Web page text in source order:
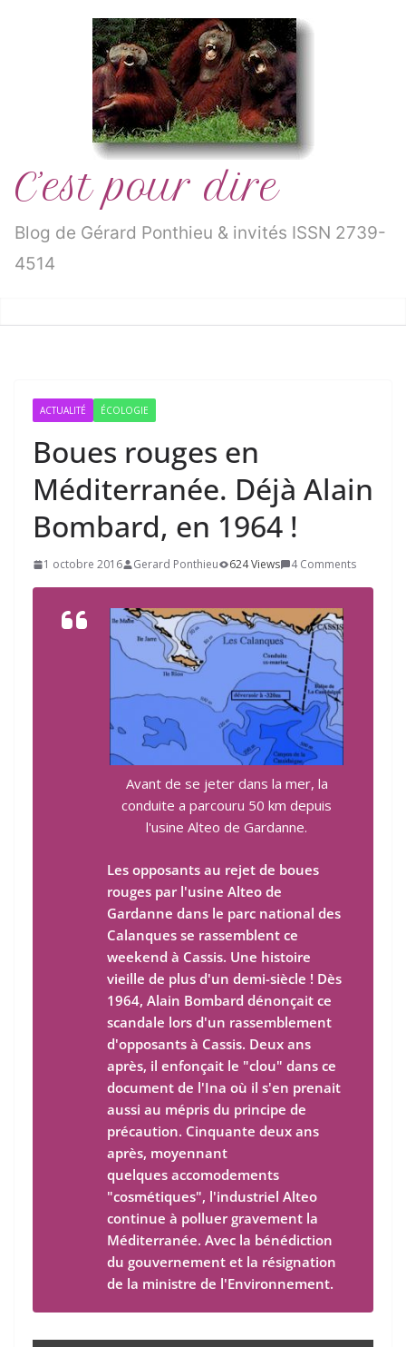
C’est pour dire
Blog de Gérard Ponthieu & invités ISSN 2739-
4514
ACTUALITÉ ÉCOLOGIE
Boues rouges en
Méditerranée. Déjà Alain
Bombard, en 1964 !
1 octobre 2016 Gerard Ponthieu 624 Views 4 Comments
Avant de se jeter dans la mer, la
conduite a parcouru 50 km depuis
l'usine Alteo de Gardanne.
Les opposants au rejet de boues
rouges par l'usine Alteo de
Gardanne dans le parc national des
Calanques se rassemblent ce
weekend à Cassis. Une histoire
vieille de plus d'un demi-siècle ! Dès
1964, Alain Bombard dénonçait ce
scandale lors d'un rassemblement
d'opposants à Cassis. Deux ans
après, il enfonçait le "clou" dans ce
document de l'Ina où il s'en prenait
aussi au mépris du principe de
précaution. Cinquante deux ans
après, moyennant
quelques accomodements
"cosmétiques", l'industriel Alteo
continue à polluer gravement la
Méditerranée. Avec la bénédiction
du gouvernement et la résignation
de la ministre de l'Environnement.